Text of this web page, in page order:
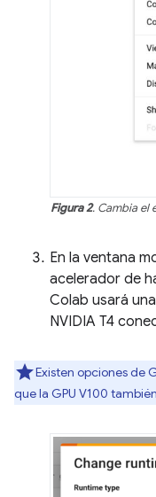
Figura 2. Cambia el
En la ventana
acelerador de
Colab usará
NVIDIA T4
Existen opciones de
que la GPU V100